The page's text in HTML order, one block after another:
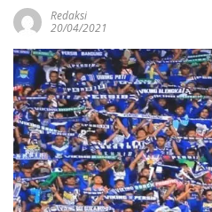
Redaksi
20/04/2021